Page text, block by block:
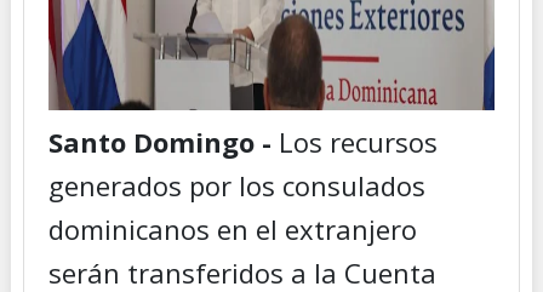
Santo Domingo - Los recursos
generados por los consulados
dominicanos en el extranjero
serán transferidos a la Cuenta